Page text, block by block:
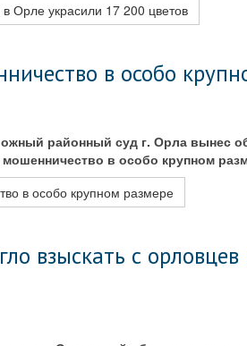
Орле украсили 17 200 цветов
в особо
районный суд г. Орла вынес
мошенничество в особо крупном
в особо крупном размере
взыскать с